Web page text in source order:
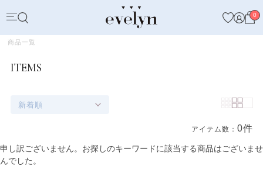
0
商品一覧
ITEMS
新着順
アイテム数：0件
商品一覧
申し訳ございません。お探しのキーワードに該当する商品はございませ
んでした。